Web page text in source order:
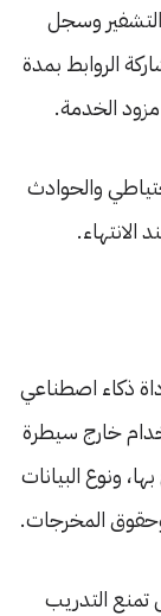
وسجل
الروابط بمدة
مزود الخدمة.
والحوادث
الانتهاء.
ذكاء اصطناعي
خارج سيطرة
ونوع البيانات
وحقوق المخرجات.
التدريب